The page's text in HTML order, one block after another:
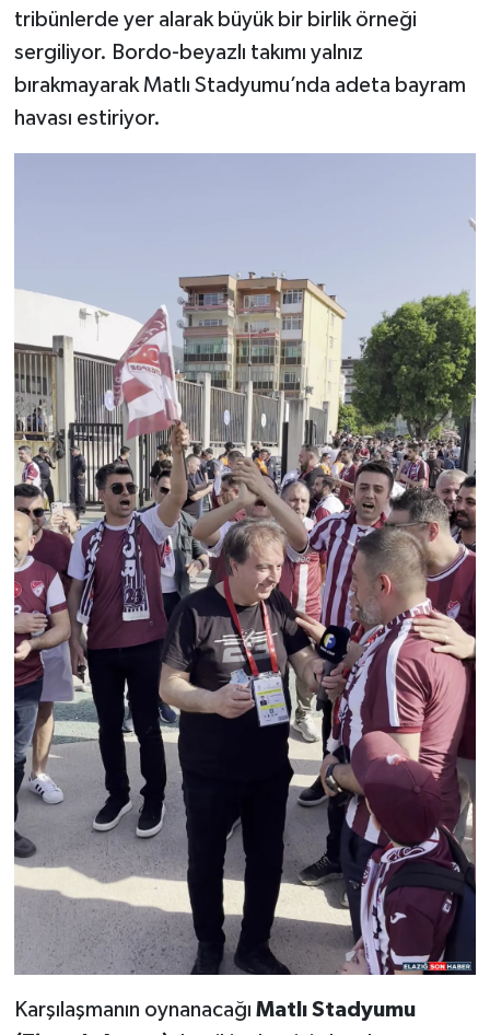
tribünlerde yer alarak büyük bir birlik örneği
sergiliyor. Bordo-beyazlı takımı yalnız
bırakmayarak Matlı Stadyumu’nda adeta bayram
havası estiriyor.
Karşılaşmanın oynanacağı Matlı Stadyumu